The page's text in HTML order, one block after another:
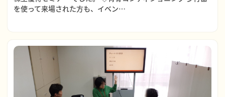
を使って来場された方も、イベン…